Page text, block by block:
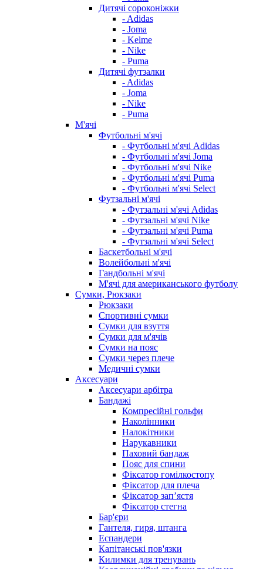
Дитячі сороконіжки
- Adidas
- Joma
- Kelme
- Nike
- Puma
Дитячі футзалки
- Adidas
- Joma
- Nike
- Puma
М'ячі
Футбольні м'ячі
- Футбольні м'ячі Adidas
- Футбольні м'ячі Joma
- Футбольні м'ячі Nike
- Футбольні м'ячі Puma
- Футбольні м'ячі Select
Футзальні м'ячі
- Футзальні м'ячі Adidas
- Футзальні м'ячі Nike
- Футзальні м'ячі Puma
- Футзальні м'ячі Select
Баскетбольні м'ячі
Волейбольні м'ячі
Гандбольні м'ячі
М'ячі для американського футболу
Сумки, Рюкзаки
Рюкзаки
Спортивні сумки
Сумки для взуття
Сумки для м'ячів
Сумки на пояс
Сумки через плече
Медичні сумки
Аксесуари
Аксесуари арбітра
Бандажі
Компресійні гольфи
Наколінники
Налокітники
Нарукавники
Паховий бандаж
Пояс для спини
Фіксатор гомілкостопу
Фіксатор для плеча
Фіксатор запʼястя
Фіксатор стегна
Бар'єри
Гантеля, гиря, штанга
Еспандери
Капітанські пов'язки
Килимки для тренувань